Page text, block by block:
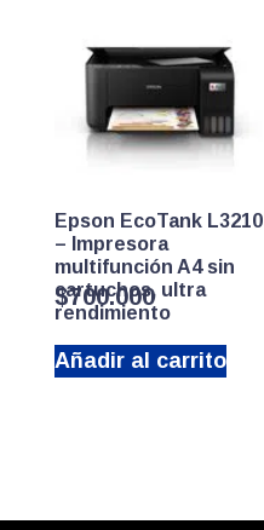
Epson EcoTank L3210
– Impresora
multifunción A4 sin
cartuchos, ultra
rendimiento
$700.000
Añadir al carrito